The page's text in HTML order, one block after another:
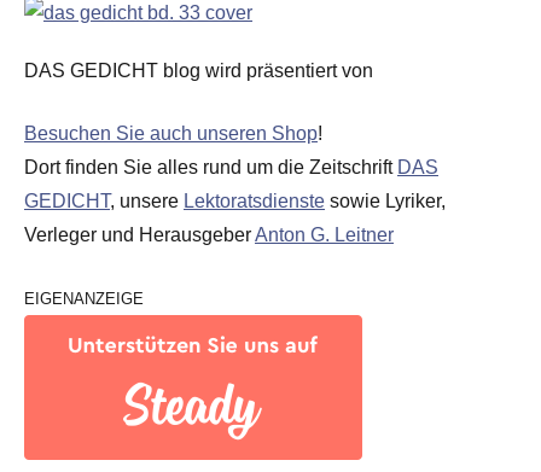
DAS GEDICHT blog wird präsentiert von
Besuchen Sie auch unseren Shop!
Dort finden Sie alles rund um die Zeitschrift DAS
GEDICHT, unsere Lektoratsdienste sowie Lyriker,
Verleger und HerausgeberAnton G. Leitner
EIGENANZEIGE